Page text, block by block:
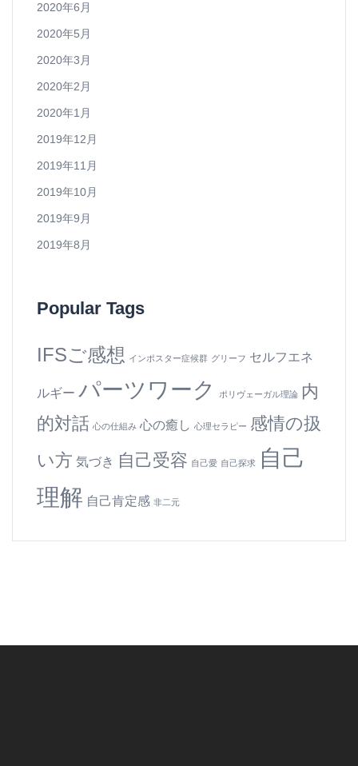
2020年6月
2020年5月
2020年3月
2020年2月
2020年1月
2019年12月
2019年11月
2019年10月
2019年9月
2019年8月
Popular Tags
IFSご感想 インポスター症候群 グリーフ セルフエネ
ルギー パーツワーク ポリヴェーガル理論 内
的対話 心の仕組み 心の癒し 心理セラピー 感情の扱
い方 気づき 自己受容 自己愛 自己探求
自己
理解 自己肯定感 非二元